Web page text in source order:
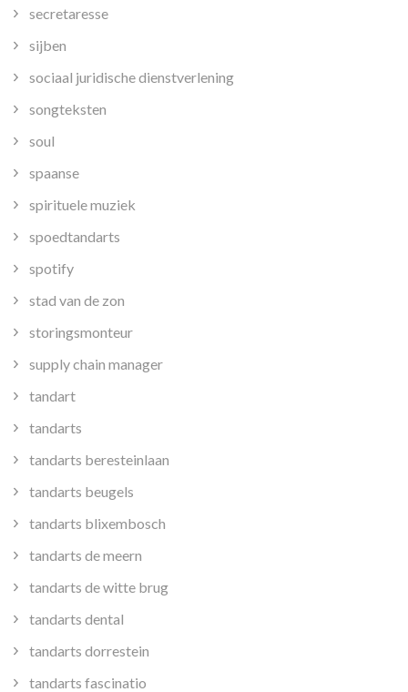
secretaresse
sijben
sociaal juridische dienstverlening
songteksten
soul
spaanse
spirituele muziek
spoedtandarts
spotify
stad van de zon
storingsmonteur
supply chain manager
tandart
tandarts
tandarts beresteinlaan
tandarts beugels
tandarts blixembosch
tandarts de meern
tandarts de witte brug
tandarts dental
tandarts dorrestein
tandarts fascinatio